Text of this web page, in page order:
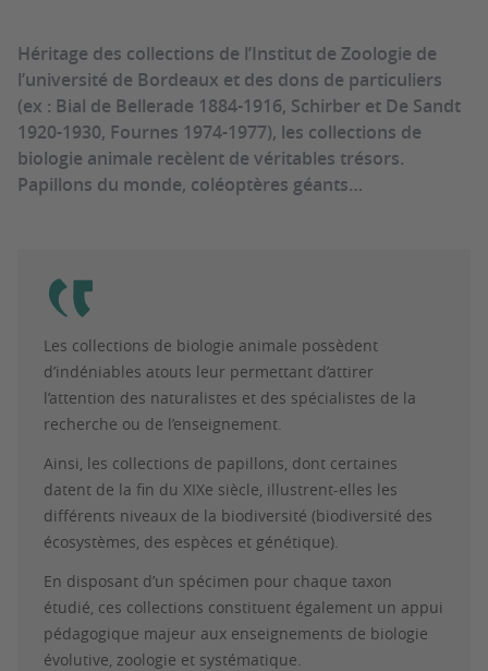
Héritage des collections de l’Institut de Zoologie de
l’université de Bordeaux et des dons de particuliers
(ex : Bial de Bellerade 1884-1916, Schirber et De Sandt
1920-1930, Fournes 1974-1977), les collections de
biologie animale recèlent de véritables trésors.
Papillons du monde, coléoptères géants…
Les collections de biologie animale possèdent
d’indéniables atouts leur permettant d’attirer
l’attention des naturalistes et des spécialistes de la
recherche ou de l’enseignement.
Ainsi, les collections de papillons, dont certaines
datent de la fin du XIXe siècle, illustrent-elles les
différents niveaux de la biodiversité (biodiversité des
écosystèmes, des espèces et génétique).
En disposant d’un spécimen pour chaque taxon
étudié, ces collections constituent également un appui
pédagogique majeur aux enseignements de biologie
évolutive, zoologie et systématique.